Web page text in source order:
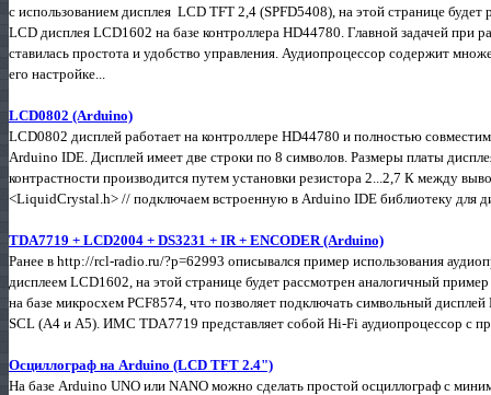
с использованием дисплея LCD TFT 2,4 (SPFD5408), на этой странице будет
LCD дисплея LCD1602 на базе контроллера HD44780. Главной задачей при
ставилась простота и удобство управления. Аудиопроцессор содержит
его настройке...
LCD0802 (Arduino)
LCD0802 дисплей работает на контроллере HD44780 и полностью
Arduino IDE. Дисплей имеет две строки по 8 символов. Размеры платы
контрастности производится путем установки резистора 2...2,7 К между
<LiquidCrystal.h> // подключаем встроенную в Arduino IDE библиотеку для
TDA7719 + LCD2004 + DS3231 + IR + ENCODER (Arduino)
Ранее в http://rcl-radio.ru/?p=62993 описывался пример использования
дисплеем LCD1602, на этой странице будет рассмотрен аналогичный
на базе микросхем PCF8574, что позволяет подключать символьный
SCL (А4 и А5). ИМС TDA7719 представляет собой Hi-Fi аудиопроцессор с
Осциллограф на Arduino (LCD TFT 2.4")
На базе Arduino UNO или NANO можно сделать простой осциллограф с